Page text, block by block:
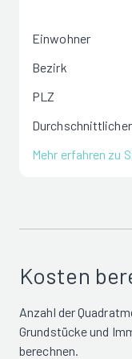
Einwohner
Bezirk
PLZ
Mehr erfahren zu
Kosten
Anzahl der
Grundstücke und
berechnen.